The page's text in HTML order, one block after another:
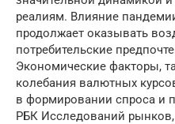
реалиям. Влияние
продолжает оказывать
потребительские
Экономические факторы,
колебания валютных
в формировании спроса и
РБК Исследований